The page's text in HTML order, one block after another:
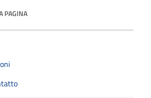
PAGINA